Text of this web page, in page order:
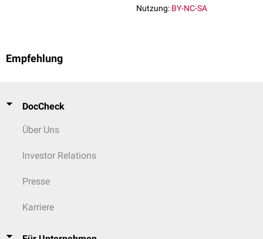
Nutzung: BY-NC-SA
Empfehlung
DocCheck
Über Uns
Investor Relations
Presse
Karriere